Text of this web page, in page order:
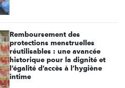
Remboursement des
protections menstruelles
réutilisables : une avancée
historique pour la dignité et
l’égalité d’accès à l’hygiène
intime